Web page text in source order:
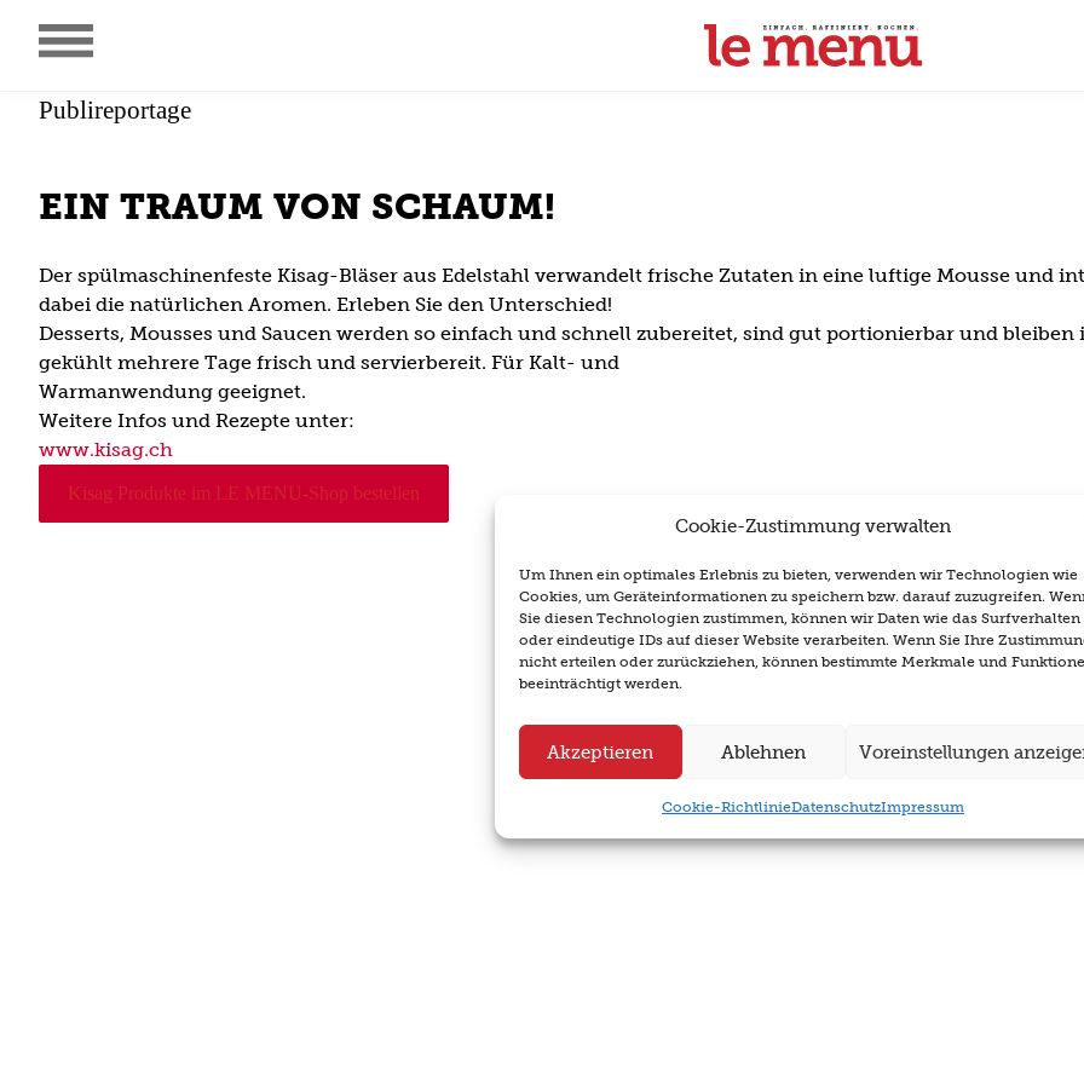
Cookie-Zustimmung verwalten
Um Ihnen ein optimales Erlebnis zu bieten, verwenden wir Technologien wie
Cookies, um Geräteinformationen zu speichern bzw. darauf zuzugreifen.
Sie diesen Technologien zustimmen, können wir Daten wie das Surfverhalten
oder eindeutige IDs auf dieser Website verarbeiten. Wenn Sie Ihre
nicht erteilen oder zurückziehen, können bestimmte Merkmale und
beeinträchtigt werden.
Akzeptieren Ablehnen Voreinstellungen
Cookie-RichtlinieDatenschutzImpressum
Publireportage
EIN TRAUM VON SCHAUM!
Der spülmaschinenfeste Kisag-Bläser aus Edelstahl verwandelt frische Zutaten in eine luftige Mousse und
dabei die natürlichen Aromen. Erleben Sie den Unterschied!
Desserts, Mousses und Saucen werden so einfach und schnell zubereitet, sind gut portionierbar und bleiben
gekühlt mehrere Tage frisch und servierbereit. Für Kalt- und
Warmanwendung geeignet.
Weitere Infos und Rezepte unter:
www.kisag.ch
Kisag Produkte im LE MENU-Shop bestellen